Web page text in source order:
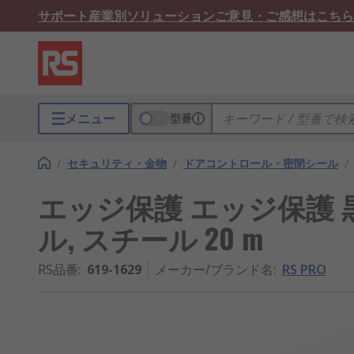
サポート産業別ソリューションご意見・ご感想はこちら
メニュー 型番
/ セキュリティ・金物 / ドアコントロール・密閉シール /
エッジ保護 エッジ保護
ル, スチール 20 m
RS品番: 619-1629 メーカー/ブランド名: RS PRO